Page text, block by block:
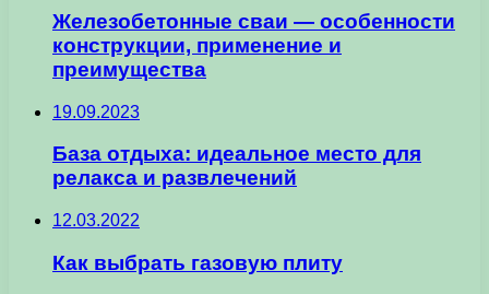
Железобетонные сваи — особенности
конструкции, применение и
преимущества
19.09.2023
База отдыха: идеальное место для
релакса и развлечений
12.03.2022
Как выбрать газовую плиту